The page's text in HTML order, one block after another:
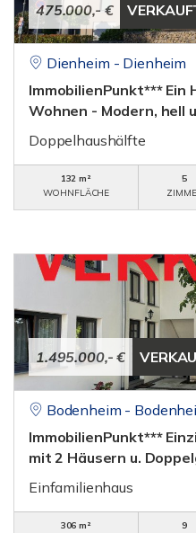
475.000,- €
Dienheim - Dienheim
ImmobilienPunkt*** Ein
Wohnen - Modern, hell
Doppelhaushälfte
132 m²
WOHNFLÄCHE
5
1.495.000,- €
Bodenheim -
ImmobilienPunkt***
mit 2 Häusern u.
Einfamilienhaus
306 m²
9